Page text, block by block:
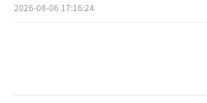
2026-08-06 17:16:24